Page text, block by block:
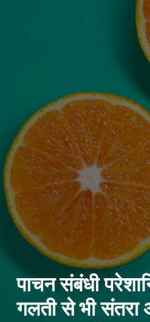
पाचन संबंधी
गलती से भी